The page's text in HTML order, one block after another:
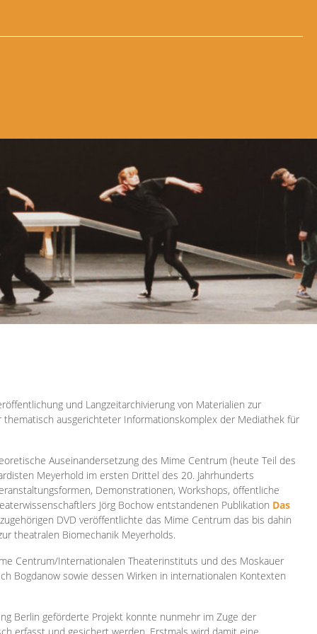
und Langzeitarchivierung von Materialien zur
ausgerichteter Informationskomplex der Mediathek für
Auseinandersetzung des Mime Centrum (heute Teil des
Meyerhold im ersten Drittel des 20. Jahrhunderts
Demonstrationen, Workshops, öffentliche
Jörg Bochow entstandenen Publikation Das
DVD veröffentlichte das Mime Centrum das bis dahin
theatralen Biomechanik Meyerholds.
Centrum/Internationalen Theaterinstituts und des Moskauer
Bogdanow sowie dessen Wirken in internationalen Kontexten
Berlin geförderte Projekt konnte nunmehr im Zuge der